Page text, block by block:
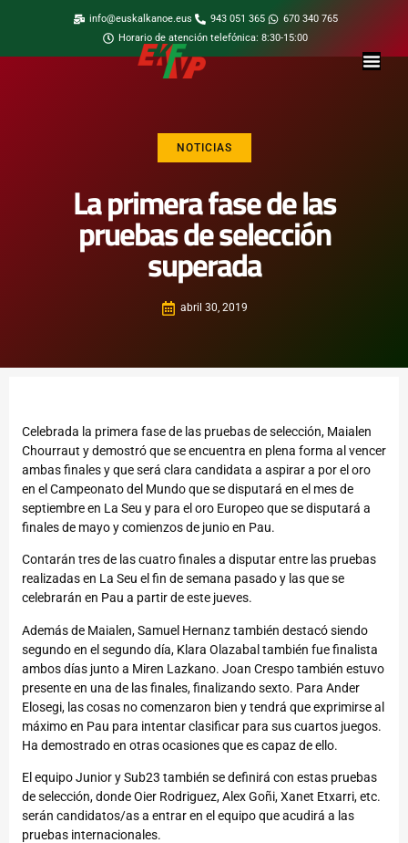
info@euskalkanoe.eus 943 051 365
670 340 765
Horario de atención telefónica: 8:30-15:00
NOTICIAS
La primera fase de las
pruebas de selección
superada
abril 30, 2019
Celebrada la primera fase de las pruebas de selección, Maialen
Chourraut y demostró que se encuentra en plena forma al vencer
ambas finales y que será clara candidata a aspirar a por el oro
en el Campeonato del Mundo que se disputará en el mes de
septiembre en La Seu y para el oro Europeo que se disputará a
finales de mayo y comienzos de junio en Pau.
Contarán tres de las cuatro finales a disputar entre las pruebas
realizadas en La Seu el fin de semana pasado y las que se
celebrarán en Pau a partir de este jueves.
Además de Maialen, Samuel Hernanz también destacó siendo
segundo en el segundo día, Klara Olazabal también fue finalista
ambos días junto a Miren Lazkano. Joan Crespo también estuvo
presente en una de las finales, finalizando sexto. Para Ander
Elosegi, las cosas no comenzaron bien y tendrá que exprimirse al
máximo en Pau para intentar clasificar para sus cuartos juegos.
Ha demostrado en otras ocasiones que es capaz de ello.
El equipo Junior y Sub23 también se definirá con estas pruebas
de selección, donde Oier Rodriguez, Alex Goñi, Xanet Etxarri, etc.
serán candidatos/as a entrar en el equipo que acudirá a las
pruebas internacionales.